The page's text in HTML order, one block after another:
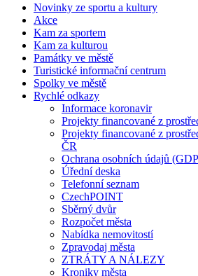
Novinky ze sportu a kultury
Akce
Kam za sportem
Kam za kulturou
Památky ve městě
Turistické informační centrum
Spolky ve městě
Rychlé odkazy
Informace koronavir
Projekty financované z
Projekty financované z
ČR
Ochrana osobních údajů
Úřední deska
Telefonní seznam
CzechPOINT
Sběrný dvůr
Rozpočet města
Nabídka nemovitostí
Zpravodaj města
ZTRÁTY A NÁLEZY
Kroniky města